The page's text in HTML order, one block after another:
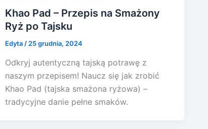
Khao Pad – Przepis na Smażony
Ryż po Tajsku
Edyta / 25 grudnia, 2024
Odkryj autentyczną tajską potrawę z
naszym przepisem! Naucz się jak zrobić
Khao Pad (tajska smażona ryżowa) –
tradycyjne danie pełne smaków.